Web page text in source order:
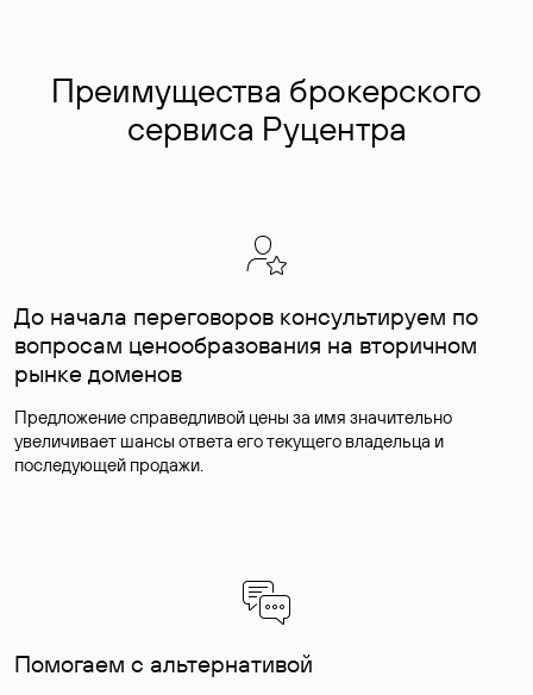
Преимущества брокерского
сервиса Руцентра
До начала переговоров консультируем по
вопросам ценообразования на вторичном
рынке доменов
Предложение справедливой цены за имя значительно
увеличивает шансы ответа его текущего владельца и
последующей продажи.
Помогаем с альтернативой